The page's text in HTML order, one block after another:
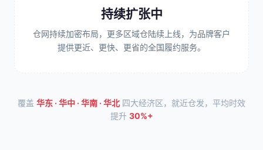
持续扩张中
仓网持续加密布局，更多区域仓陆续上线，为品牌客户
提供更近、更快、更省的全国履约服务。
覆盖 华东 · 华中 · 华南 · 华北四大经济区，就近仓发，平均时效
提升 30%+